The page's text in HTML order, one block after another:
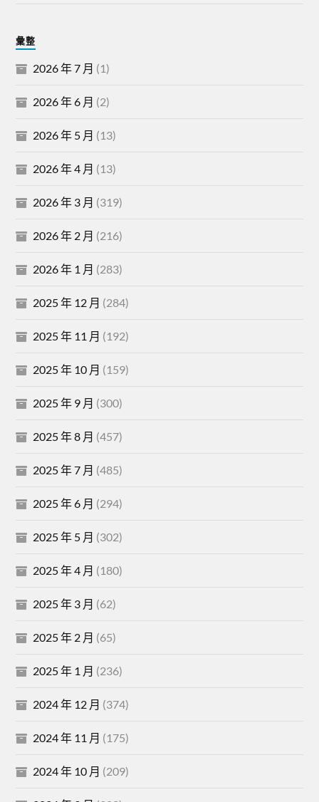
彙整
2026 年 7 月 (1)
2026 年 6 月 (2)
2026 年 5 月 (13)
2026 年 4 月 (13)
2026 年 3 月 (319)
2026 年 2 月 (216)
2026 年 1 月 (283)
2025 年 12 月 (284)
2025 年 11 月 (192)
2025 年 10 月 (159)
2025 年 9 月 (300)
2025 年 8 月 (457)
2025 年 7 月 (485)
2025 年 6 月 (294)
2025 年 5 月 (302)
2025 年 4 月 (180)
2025 年 3 月 (62)
2025 年 2 月 (65)
2025 年 1 月 (236)
2024 年 12 月 (374)
2024 年 11 月 (175)
2024 年 10 月 (209)